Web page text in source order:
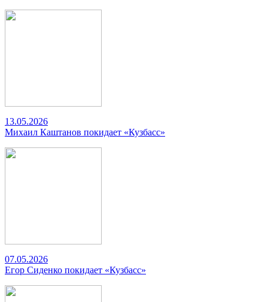
13.05.2026
Михаил Каштанов покидает «Кузбасс»
07.05.2026
Егор Сиденко покидает «Кузбасс»